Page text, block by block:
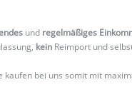
und regelmäßiges
kein Reimport und
kaufen bei uns somit mit